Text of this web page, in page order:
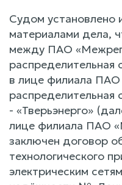
Судом установлено
материалами дела,
между ПАО
распределительная
в лице филиала ПАО
распределительная
- «Тверьэнерго»
лице филиала ПАО
заключен договор
технологического
электрическим